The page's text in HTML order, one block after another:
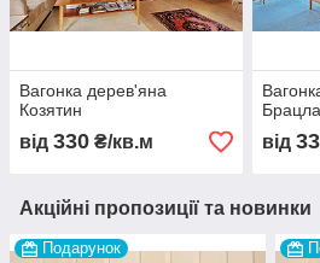
Вагонка дерев'яна
Козятин
від 330 ₴/кв.м від
Акційні пропозиції та новинки
Подарунок